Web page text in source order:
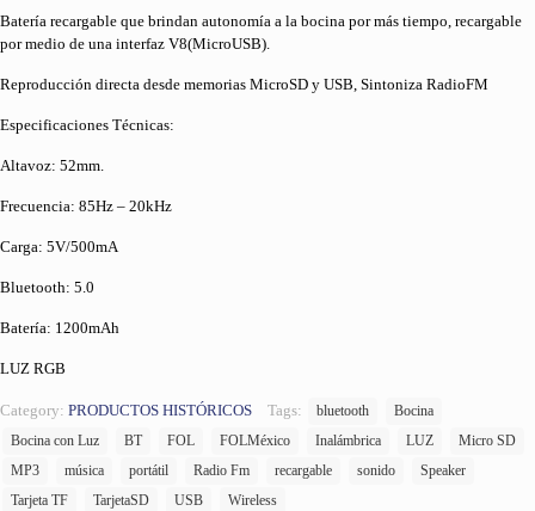
Batería recargable que brindan autonomía a la bocina por más tiempo, recargable
por medio de una interfaz V8(MicroUSB).
Reproducción directa desde memorias MicroSD y USB, Sintoniza RadioFM
Especificaciones Técnicas:
Altavoz: 52mm.
Frecuencia: 85Hz – 20kHz
Carga: 5V/500mA
Bluetooth: 5.0
Batería: 1200mAh
LUZ RGB
Category: PRODUCTOS HISTÓRICOS Tags: bluetooth
Bocina
Bocina con Luz
BT FOL FOLMéxico Inalámbrica LUZ
Micro SD
MP3
música portátil Radio Fm recargable sonido
Speaker
Tarjeta TF
TarjetaSD USB Wireless